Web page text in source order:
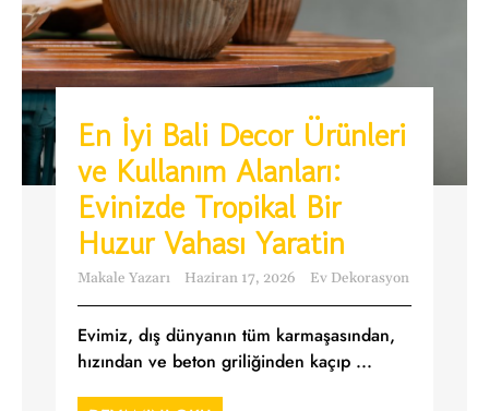
En İyi Bali Decor Ürünleri
ve Kullanım Alanları:
Evinizde Tropikal Bir
Huzur Vahası Yaratin
Makale Yazarı Haziran 17, 2026 Ev Dekorasyon
Evimiz, dış dünyanın tüm karmaşasından,
hızından ve beton griliğinden kaçıp ...